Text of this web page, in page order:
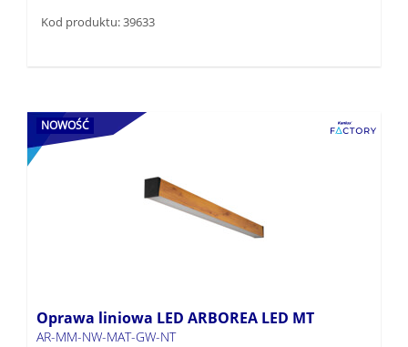
Kod produktu: 39633
NOWOŚĆ
Oprawa liniowa LED ARBOREA LED MT
AR-MM-NW-MAT-GW-NT